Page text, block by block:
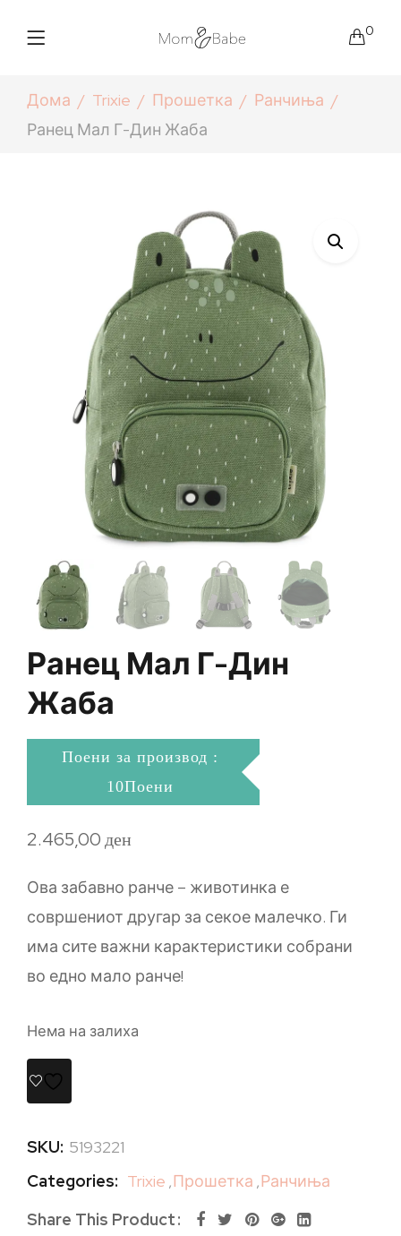
0
Дома Trixie Прошетка
Ранчиња
Ранец Мал Г-Дин Жаба
Ранец Мал Г-Дин
Жаба
Поени за производ :
10Поени
2.465,00ден
Ова забавно ранче – животинка е
совршениот другар за секое малечко. Ги
има сите важни карактеристики собрани
во едно мало ранче!
Нема на залиха
SKU: 5193221
Categories: Trixie ,Прошетка ,Ранчиња
Share This Product